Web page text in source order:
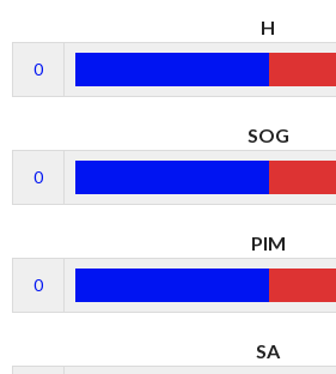
H
0
SOG
0
PIM
0
SA